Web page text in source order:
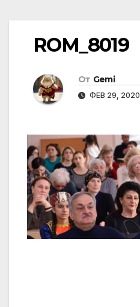
ROM_8019
От Gemi
ФЕВ 29, 2020